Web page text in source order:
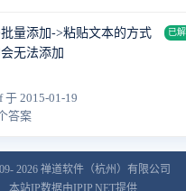
量添加->粘贴文本的方式
无法添加
已
于 2015-01-19
答案
2026 禅道软件（杭州）有限公司
本站IP数据由IPIP.NET提供